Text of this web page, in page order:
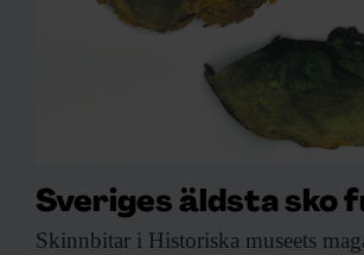
Sveriges äldsta sko
Skinnbitar i Historiska museets